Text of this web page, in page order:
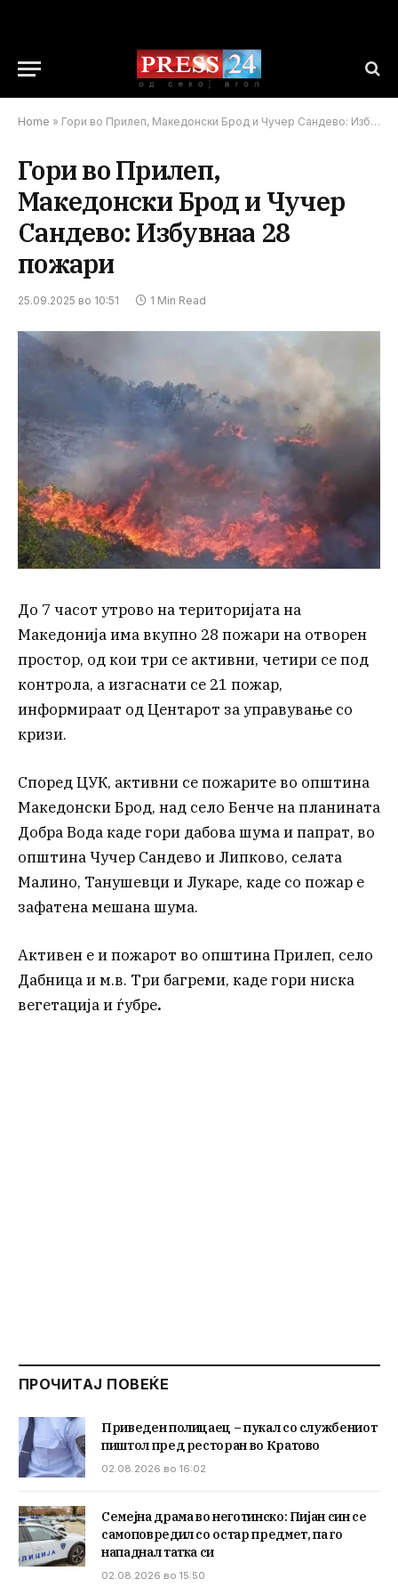
Home » Гори во Прилеп, Македонски Брод и Чучер Сандево: Избувнаа 28 пожари
Гори во Прилеп,
Македонски Брод и Чучер
Сандево: Избувнаа 28
пожари
25.09.2025 во 10:51 1 Min Read
До 7 часот утрово на територијата на
Македонија има вкупно 28 пожари на отворен
простор, од кои три се активни, четири се под
контрола, а изгаснати се 21 пожар,
информираат од Центарот за управување со
кризи.
Според ЦУК, активни се пожарите во општина
Македонски Брод, над село Бенче на планината
Добра Вода каде гори дабова шума и папрат, во
општина Чучер Сандево и Липково, селата
Малино, Танушевци и Лукаре, каде со пожар е
зафатена мешана шума.
Активен е и пожарот во општина Прилеп, село
Дабница и м.в. Три багреми, каде гори ниска
вегетација и ѓубре.
ПРОЧИТАЈ ПОВЕЌЕ
Приведен полицаец – пукал со службениот
пиштол пред ресторан во Кратово
02.08.2026 во 16:02
Семејна драма во неготинско: Пијан син се
самоповредил со остар предмет, па го
нападнал татка си
02.08.2026 во 15:50